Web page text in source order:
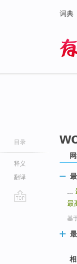
词典
目录
释义
翻译
最
基